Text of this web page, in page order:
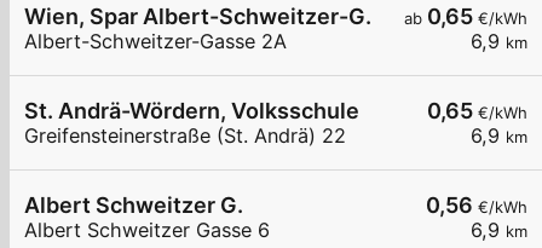
ab 0,65 €/kWh
6,9 km
Wien, Spar Albert-Schweitzer-G.
Albert-Schweitzer-Gasse 2A
0,65 €/kWh
6,9 km
St. Andrä-Wördern, Volksschule
Greifensteinerstraße (St. Andrä) 22
0,56 €/kWh
6,9 km
Albert Schweitzer G.
Albert Schweitzer Gasse 6